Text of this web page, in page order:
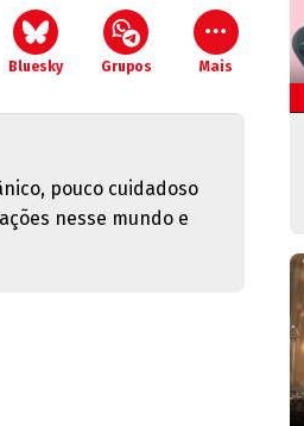
Bluesky Grupos Mais
pouco cuidadoso
nesse mundo e